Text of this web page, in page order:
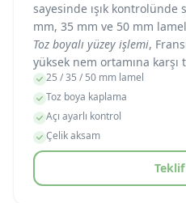
sayesinde ışık kontrolünde
mm, 35 mm ve 50 mm
Toz boyalı yüzey işlemi,
yüksek nem ortamına karşı
25 / 35 / 50 mm lamel
Toz boya kaplama
Açı ayarlı kontrol
Çelik aksam